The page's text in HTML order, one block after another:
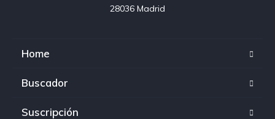
28036 Madrid
Home
Buscador
Suscripción